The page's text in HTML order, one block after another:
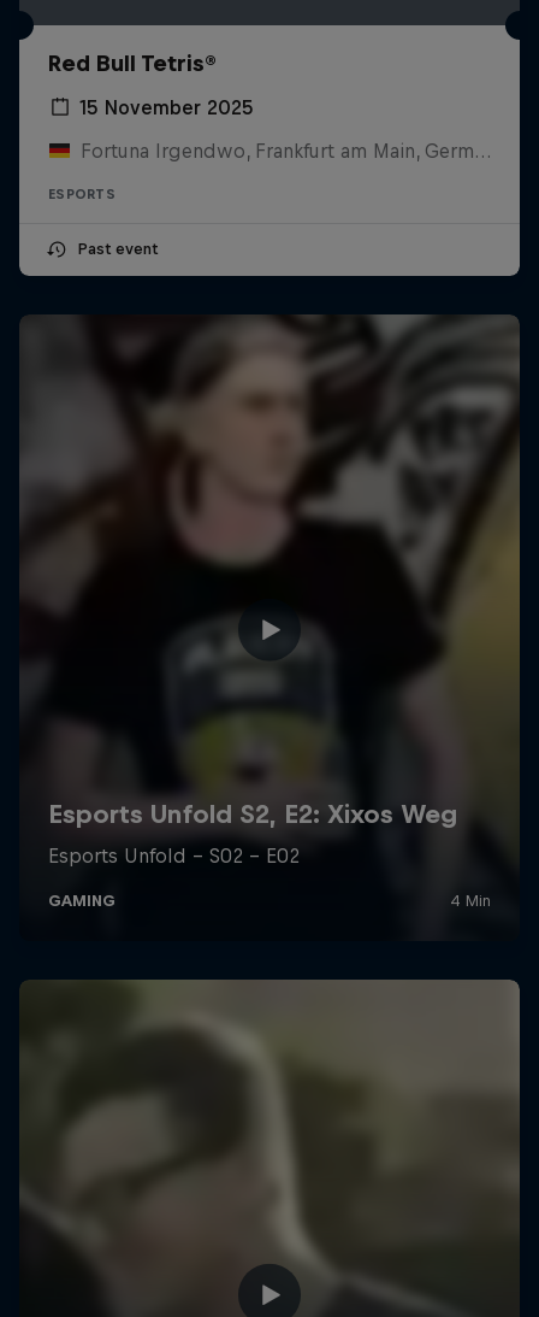
Red Bull Tetris®
15 November 2025
Fortuna Irgendwo, Frankfurt am Main, Germany
ESPORTS
Past event